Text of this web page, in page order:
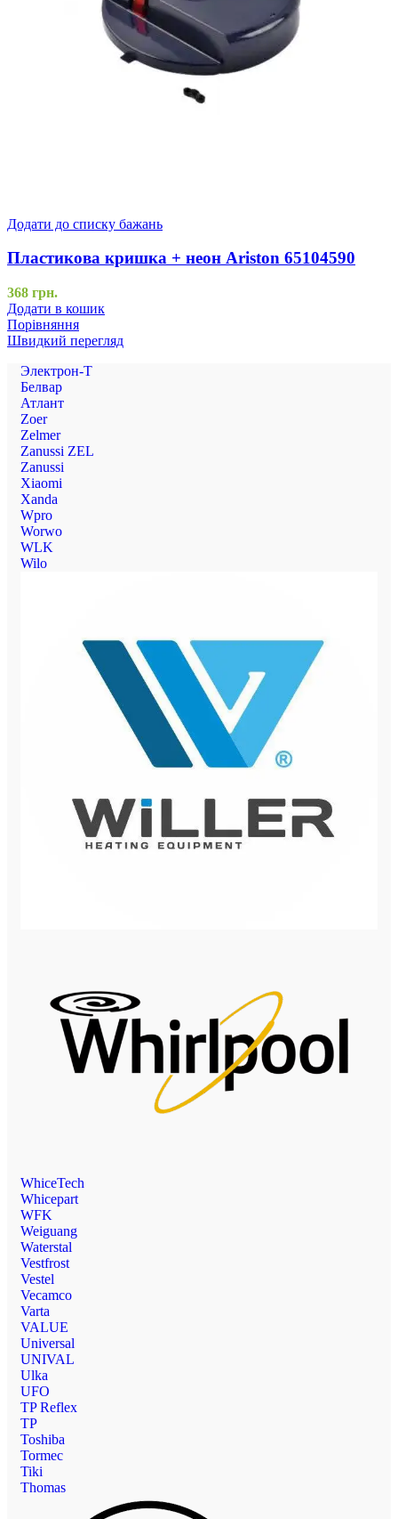
Додати до списку бажань
Пластикова кришка + неон Ariston 65104590
368 грн.
Додати в кошик
Порівняння
Швидкий перегляд
Электрон-Т
Белвар
Атлант
Zoer
Zelmer
Zanussi ZEL
Zanussi
Xiaomi
Xanda
Wpro
Worwo
WLK
Wilo
WhiceTech
Whicepart
WFK
Weiguang
Waterstal
Vestfrost
Vestel
Vecamco
Varta
VALUE
Universal
UNIVAL
Ulka
UFO
TP Reflex
TP
Toshiba
Tormec
Tiki
Thomas